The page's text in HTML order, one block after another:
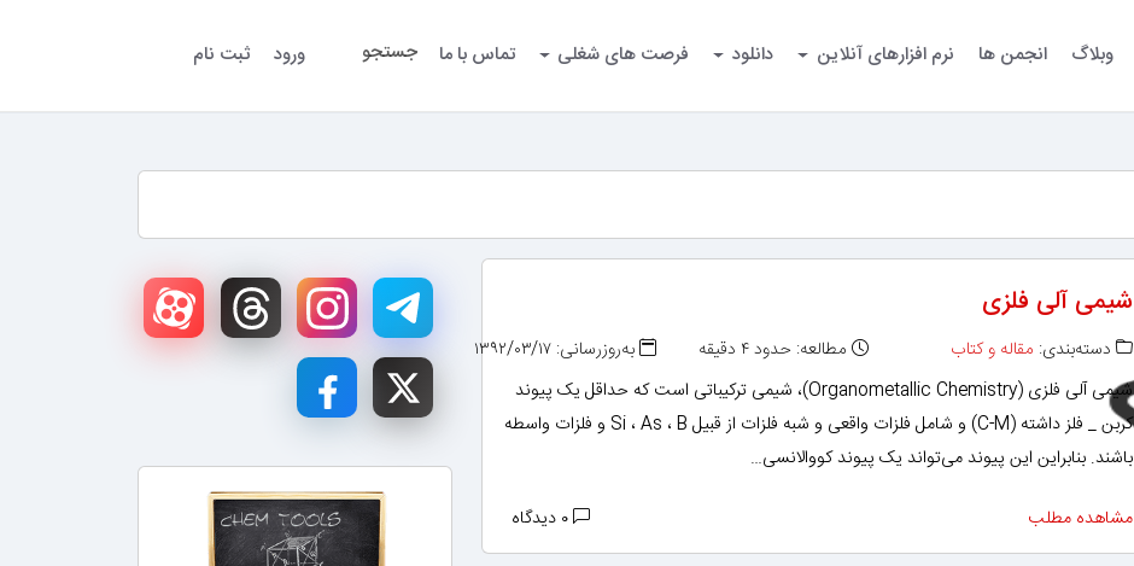
وبلاگ انجمن ها نرم افزارهای آنلاین دانلود فرصت های شغلی تماس با ما جستجو ورود ثبت نام
شیمی آلی فلزی
دسته‌بندی: مقاله و کتاب مطالعه: حدود ۴ دقیقه
به‌روزرسانی: ۱۳۹۲/۰۳/۱۷
شیمی آلی فلزی (Organometallic Chemistry)‏، شیمی ترکیباتی است که حداقل یک پیوند
کربن _ فلز داشته (C-M) و شامل فلزات واقعی و شبه فلزات از قبیل Si ، As ، B و فلزات واسطه
باشند. بنابراین این پیوند می‌تواند یک پیوند کووالانسی…
مشاهده مطلب